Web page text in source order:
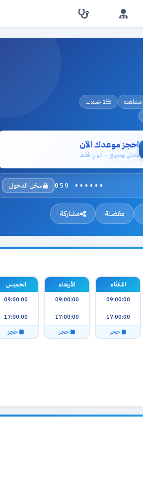
1 خدمات
احجز موعدك الآن
مجاني وسريع — ثوانٍ فقط
059 •••••• سجّل الدخول
مفضلة مشاركة
الثلاثاء
09:00:00
—
17:00:00
حجز
الأربعاء
09:00:00
—
17:00:00
حجز
الخميس
09:00:00
—
17:00:00
حجز